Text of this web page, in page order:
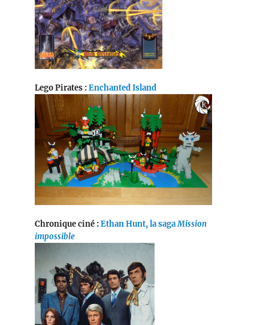
Lego Pirates :Enchanted Island
Chronique ciné :Ethan Hunt, la sagaMission
impossible